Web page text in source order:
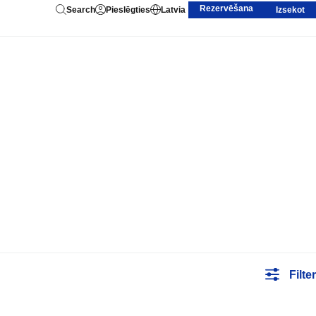
Search Pieslēgties Latvia Rezervēšana Izsekot
Filter